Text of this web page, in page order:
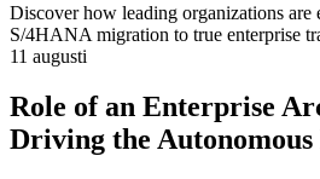
Discover how leading organizations
S/4HANA migration to true enterprise
11 augusti
Role of an Enterprise
Driving the